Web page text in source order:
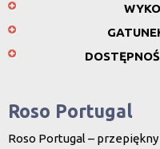
Roso Portugal
Roso Portugal –